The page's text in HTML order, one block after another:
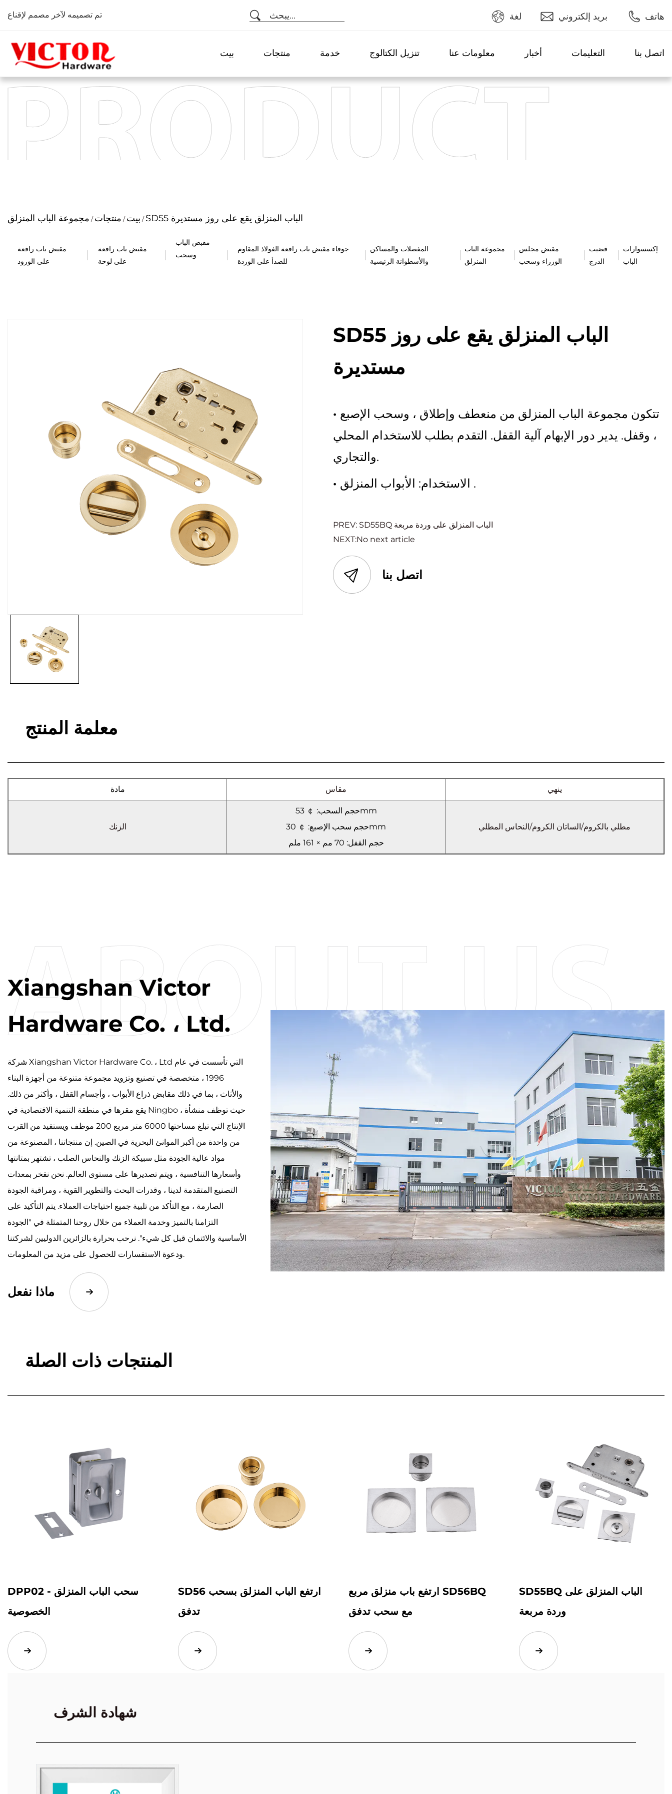
تم تصميمه لآخر مصمم لإقناع يبحث... لغة بريد إلكتروني هاتف
بيت منتجات خدمة تنزيل الكتالوج معلومات عنا أخبار التعليمات اتصل بنا
بيت / منتجات / مجموعة الباب المنزلق / SD55 الباب المنزلق يقع على روز مستديرة
مقبض باب رافعة
على الورود
مقبض باب رافعة
على لوحة
مقبض الباب
وسحب
جوفاء مقبض باب رافعة الفولاذ المقاوم
للصدأ على الوردة
المفصلات والمساكن
والأسطوانة الرئيسية
مجموعة الباب
المنزلق
مقبض مجلس
الوزراء وسحب
قضيب
الدرج
إكسسوارات
الباب
SD55 الباب المنزلق يقع على روز
مستديرة
· تتكون مجموعة الباب المنزلق من منعطف وإطلاق ، وسحب الإصبع
، وقفل. يدير دور الإبهام آلية القفل. التقدم بطلب للاستخدام المحلي
والتجاري.
·
الاستخدام: الأبواب المنزلق .
PREV: SD55BQ الباب المنزلق على وردة مربعة
NEXT:No next article
اتصل بنا
معلمة المنتج
مادة مقاس ينهي
الزنك
حجم السحب: ￠ 53mm
حجم سحب الإصبع: ￠ 30mm
حجم القفل: 70 مم × 161 ملم
مطلي بالكروم/الساتان الكروم/النحاس المطلي
Xiangshan Victor
Hardware Co. ، Ltd.
شركة Xiangshan Victor Hardware Co. ، Ltd التي تأسست في عام
1996 ، متخصصة في تصنيع وتزويد مجموعة متنوعة من أجهزة البناء
والأثاث ، بما في ذلك مقابض ذراع الأبواب ، وأجسام القفل ، وأكثر من ذلك.
يقع مقرها في منطقة التنمية الاقتصادية في Ningbo ، حيث توظف منشأة
الإنتاج التي تبلغ مساحتها 6000 متر مربع 200 موظف ويستفيد من القرب
من واحدة من أكبر الموانئ البحرية في الصين. إن منتجاتنا ، المصنوعة من
مواد عالية الجودة مثل سبيكة الزنك والنحاس الصلب ، تشتهر بمتانتها
وأسعارها التنافسية ، ويتم تصديرها على مستوى العالم. نحن نفخر بمعدات
التصنيع المتقدمة لدينا ، وقدرات البحث والتطوير القوية ، ومراقبة الجودة
الصارمة ، مع التأكد من تلبية جميع احتياجات العملاء. يتم التأكيد على
التزامنا بالتميز وخدمة العملاء من خلال روحنا المتمثلة في "الجودة
الأساسية والائتمان قبل كل شيء". نرحب بحرارة بالزائرين الدوليين لشركتنا
ودعوة الاستفسارات للحصول على مزيد من المعلومات.
ماذا نفعل
المنتجات ذات الصلة
DPP02 سحب الباب المنزلق -
الخصوصية
SD56 ارتفع الباب المنزلق بسحب
تدفق
ارتفع باب منزلق مربع SD56BQ
مع سحب تدفق
SD55BQ الباب المنزلق على
وردة مربعة
شهادة الشرف